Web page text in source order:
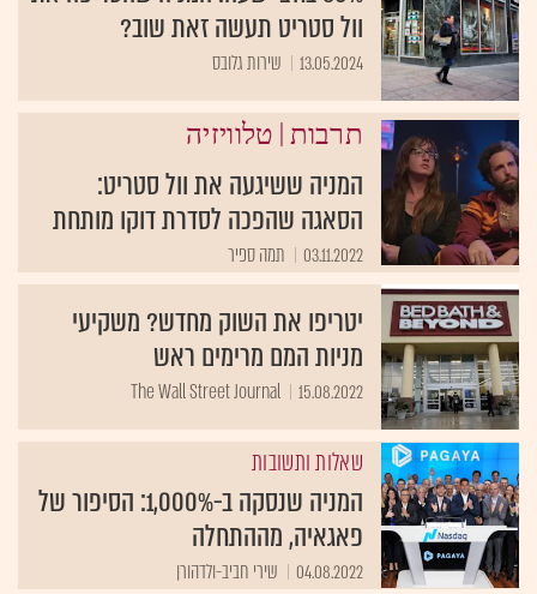
וול סטריט תעשה זאת שוב?
13.05.2024 שירות גלובס
תרבות | טלוויזיה
המניה ששיגעה את וול סטריט:
הסאגה שהפכה לסדרת דוקו מותחת
03.11.2022 תמה ספיר
יטריפו את השוק מחדש? משקיעי
מניות המם מרימים ראש
15.08.2022
The Wall Street Journal
שאלות ותשובות
המניה שנסקה ב-1,000%: הסיפור של
פאגאיה, מההתחלה
04.08.2022 שירי חביב-ולדהורן